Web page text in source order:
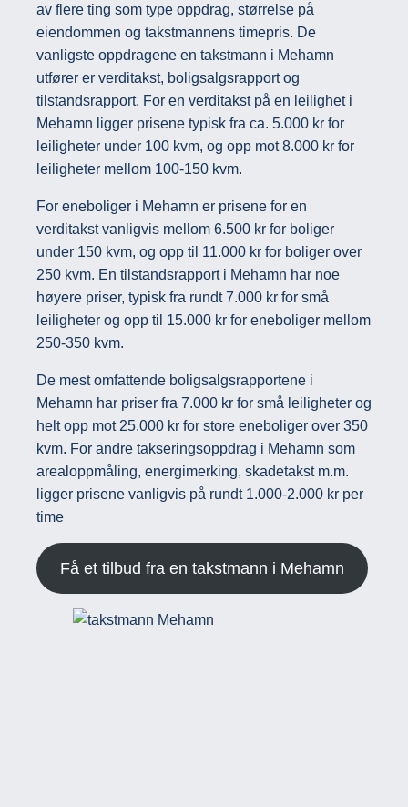
av flere ting som type oppdrag, størrelse på
eiendommen og takstmannens timepris. De
vanligste oppdragene en takstmann i Mehamn
utfører er verditakst, boligsalgsrapport og
tilstandsrapport. For en verditakst på en leilighet i
Mehamn ligger prisene typisk fra ca. 5.000 kr for
leiligheter under 100 kvm, og opp mot 8.000 kr for
leiligheter mellom 100-150 kvm.
For eneboliger i Mehamn er prisene for en
verditakst vanligvis mellom 6.500 kr for boliger
under 150 kvm, og opp til 11.000 kr for boliger over
250 kvm. En tilstandsrapport i Mehamn har noe
høyere priser, typisk fra rundt 7.000 kr for små
leiligheter og opp til 15.000 kr for eneboliger mellom
250-350 kvm.
De mest omfattende boligsalgsrapportene i
Mehamn har priser fra 7.000 kr for små leiligheter og
helt opp mot 25.000 kr for store eneboliger over 350
kvm. For andre takseringsoppdrag i Mehamn som
arealoppmåling, energimerking, skadetakst m.m.
ligger prisene vanligvis på rundt 1.000-2.000 kr per
time
Få et tilbud fra en takstmann i Mehamn